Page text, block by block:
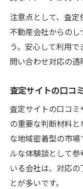
注意点として、査定
不動産会社からの
う。安心して利用
問い合わせ対応の透
査定サイトの口コ
査定サイトの口コ
の重要な判断材料
な地域密着型の市
ルな体験談として
いる会社は、対応
とが多いです。